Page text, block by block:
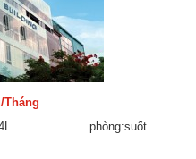
Tháng
phòng:suốt